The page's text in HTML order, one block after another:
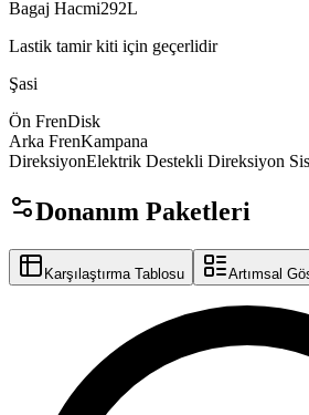
Bagaj Hacmi
L
Lastik tamir kiti için geçerlidir
Şasi
Ön FrenDisk
Arka FrenKampana
DireksiyonElektrik Destekli Direksiyon
Donanım Paketleri
Karşılaştırma Tablosu Artımsal